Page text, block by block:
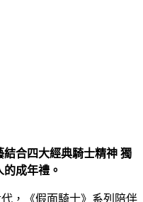
合四大經典騎士精神 獨
成年禮。
，《假面騎士》系列陪伴